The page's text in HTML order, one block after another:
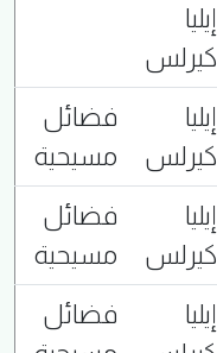
إيليا
كيرلس
إيليا
كيرلس
فضائل
مسيحية
إيليا
كيرلس
فضائل
مسيحية
إيليا
فضائل